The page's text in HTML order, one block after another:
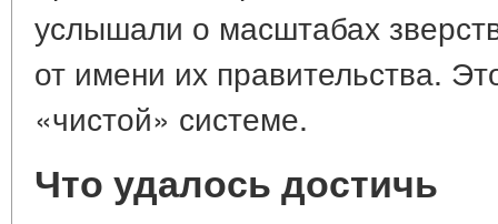
услышали о масштабах
от имени их правительства.
«чистой» системе.
Что удалось достичь